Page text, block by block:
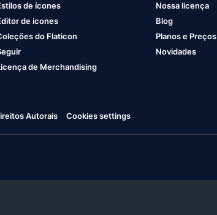
de ícones
de ícones
do Flaticon
de Merchandising
Nossa licença
Blog
Planos e Preços
Novidades
Autorais Cookies settings